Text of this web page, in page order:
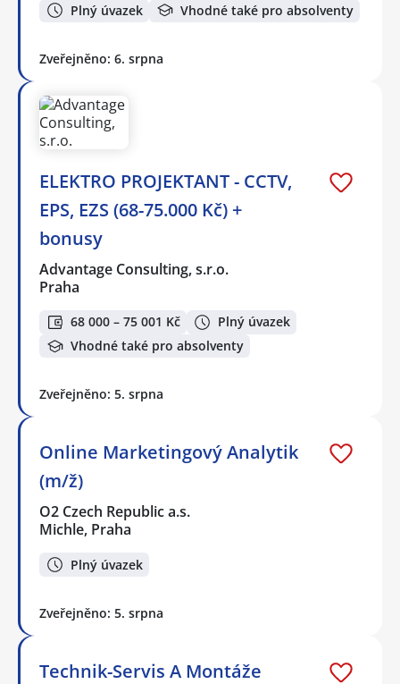
Plný úvazek Vhodné také pro absolventy
Zveřejněno: 6. srpna
ELEKTRO PROJEKTANT - CCTV,
EPS, EZS (68-75.000 Kč) +
bonusy
Advantage Consulting, s.r.o.
Praha
68 000 – 75 001 Kč
Plný úvazek
Vhodné také pro absolventy
Zveřejněno: 5. srpna
Online Marketingový Analytik
(m/ž)
O2 Czech Republic a.s.
Michle, Praha
Plný úvazek
Zveřejněno: 5. srpna
Technik-Servis A Montáže